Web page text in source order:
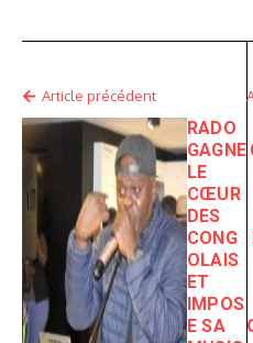
Article précédent
RADO
GAGNE
LE
CŒUR
DES
CONG
OLAIS
ET
IMPOS
E SA